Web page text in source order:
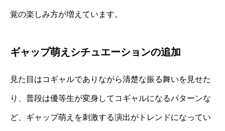
覚の楽しみ方が増えています。
ギャップ萌えシチュエーションの追加
見た目はコギャルでありながら清楚な振る舞いを見せた
り、普段は優等生が変身してコギャルになるパターンな
ど、ギャップ萌えを刺激する演出がトレンドになってい